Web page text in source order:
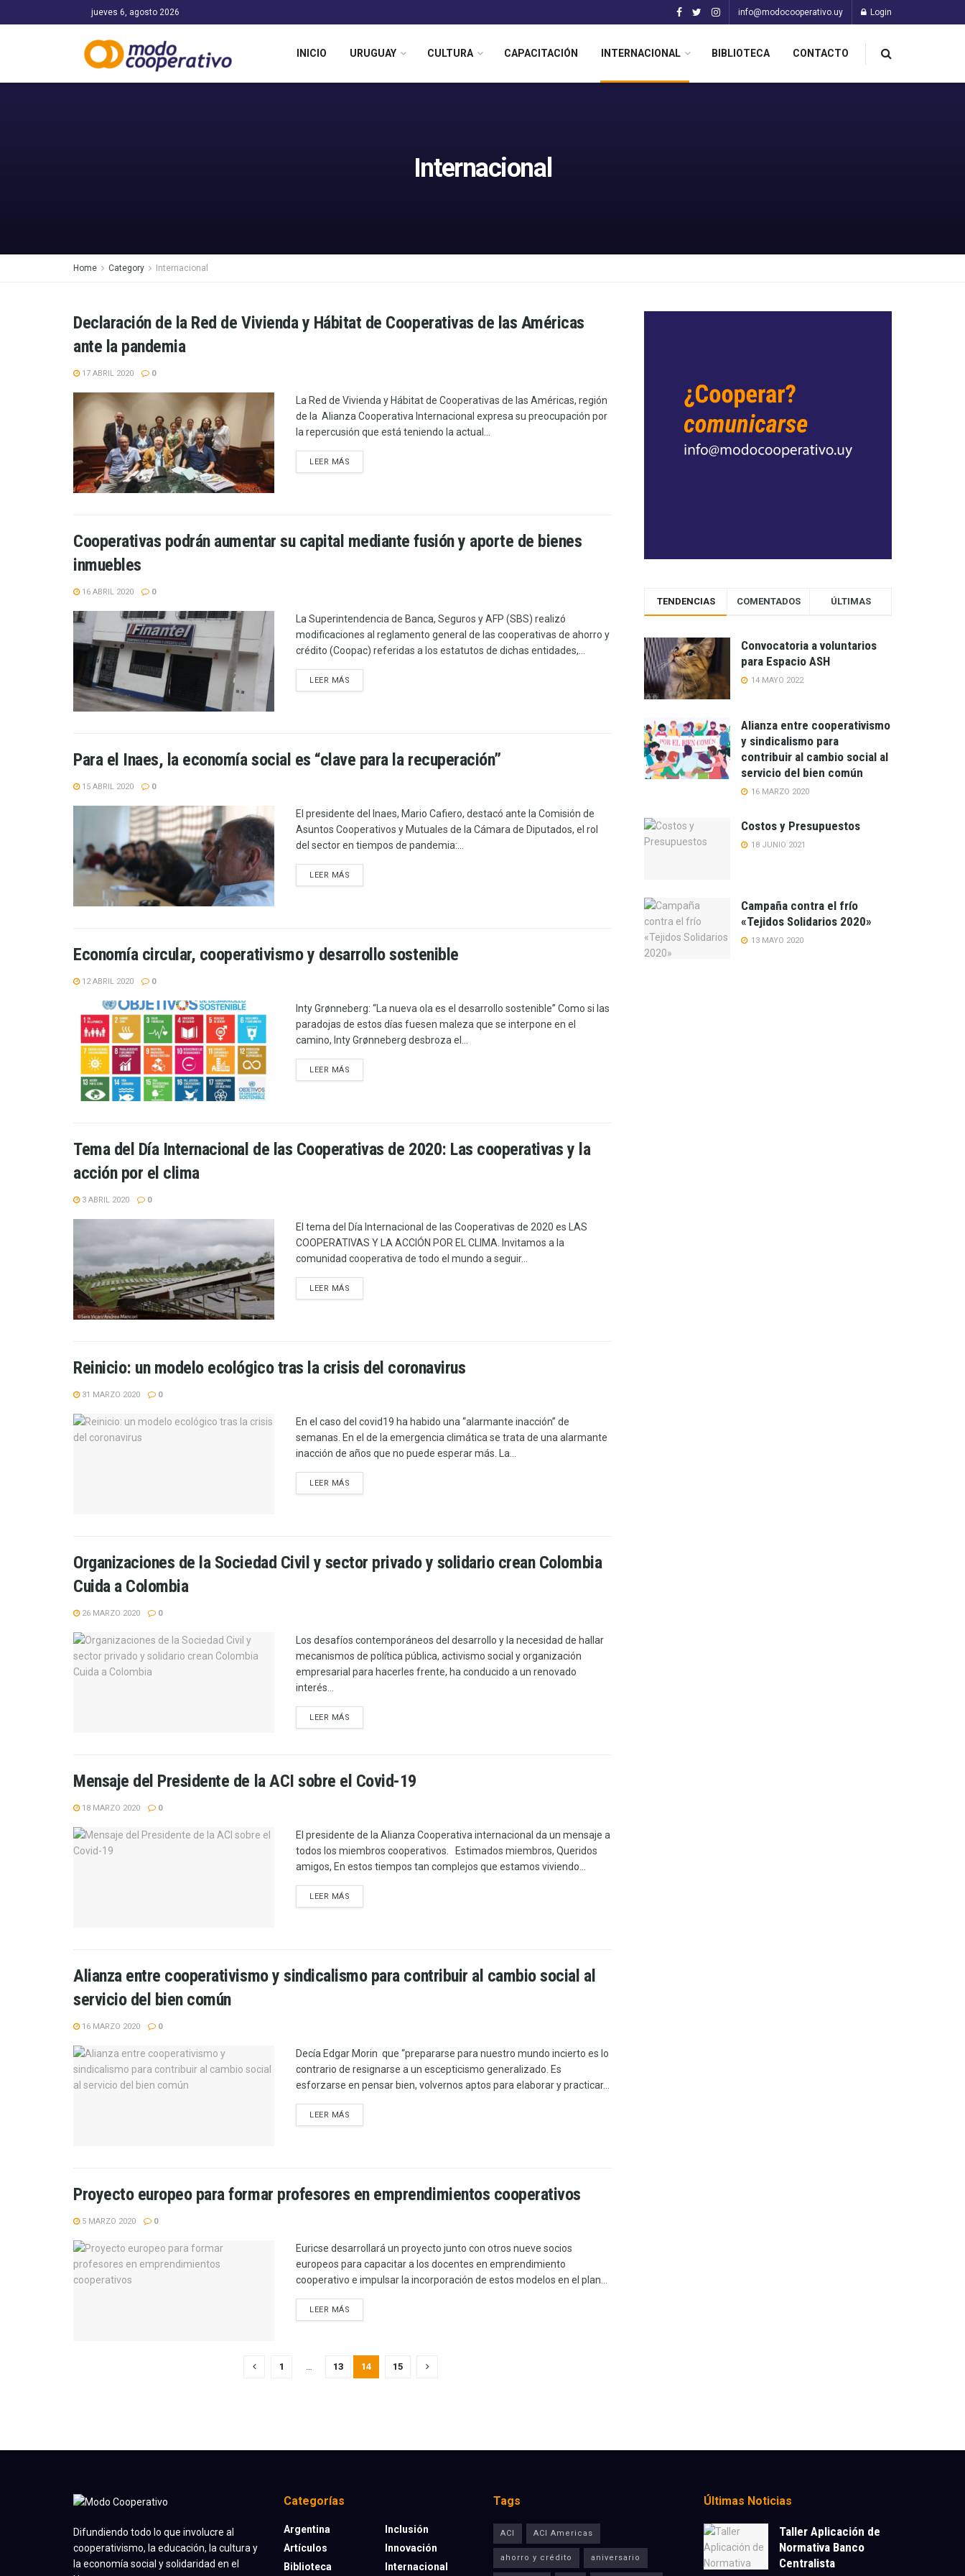
jueves 6, agosto 2026 info@modocooperativo.uy Login
INICIO URUGUAY CULTURA CAPACITACIÓN INTERNACIONAL BIBLIOTECA CONTACTO
Internacional
Home Category Internacional
Declaración de la Red de Vivienda y Hábitat de Cooperativas de las Américas
ante la pandemia
17 ABRIL 2020 0
La Red de Vivienda y Hábitat de Cooperativas de las Américas, región
de la Alianza Cooperativa Internacional expresa su preocupación por
la repercusión que está teniendo la actual...
LEER MÁS
Cooperativas podrán aumentar su capital mediante fusión y aporte de bienes
inmuebles
16 ABRIL 2020 0
La Superintendencia de Banca, Seguros y AFP (SBS) realizó
modificaciones al reglamento general de las cooperativas de ahorro y
crédito (Coopac) referidas a los estatutos de dichas entidades,...
LEER MÁS
Para el Inaes, la economía social es “clave para la recuperación”
15 ABRIL 2020 0
El presidente del Inaes, Mario Cafiero, destacó ante la Comisión de
Asuntos Cooperativos y Mutuales de la Cámara de Diputados, el rol
del sector en tiempos de pandemia:...
LEER MÁS
Economía circular, cooperativismo y desarrollo sostenible
12 ABRIL 2020 0
Inty Grønneberg: “La nueva ola es el desarrollo sostenible” Como si las
paradojas de estos días fuesen maleza que se interpone en el
camino, Inty Grønneberg desbroza el...
LEER MÁS
Tema del Día Internacional de las Cooperativas de 2020: Las cooperativas y la
acción por el clima
3 ABRIL 2020 0
El tema del Día Internacional de las Cooperativas de 2020 es LAS
COOPERATIVAS Y LA ACCIÓN POR EL CLIMA. Invitamos a la
comunidad cooperativa de todo el mundo a seguir...
LEER MÁS
Reinicio: un modelo ecológico tras la crisis del coronavirus
31 MARZO 2020 0
En el caso del covid19 ha habido una “alarmante inacción” de
semanas. En el de la emergencia climática se trata de una alarmante
inacción de años que no puede esperar más. La...
LEER MÁS
Organizaciones de la Sociedad Civil y sector privado y solidario crean Colombia
Cuida a Colombia
26 MARZO 2020 0
Los desafíos contemporáneos del desarrollo y la necesidad de hallar
mecanismos de política pública, activismo social y organización
empresarial para hacerles frente, ha conducido a un renovado
interés...
LEER MÁS
Mensaje del Presidente de la ACI sobre el Covid-19
18 MARZO 2020 0
El presidente de la Alianza Cooperativa internacional da un mensaje a
todos los miembros cooperativos. Estimados miembros, Queridos
amigos, En estos tiempos tan complejos que estamos viviendo...
LEER MÁS
Alianza entre cooperativismo y sindicalismo para contribuir al cambio social al
servicio del bien común
16 MARZO 2020 0
Decía Edgar Morin que “prepararse para nuestro mundo incierto es lo
contrario de resignarse a un escepticismo generalizado. Es
esforzarse en pensar bien, volvernos aptos para elaborar y practicar...
LEER MÁS
Proyecto europeo para formar profesores en emprendimientos cooperativos
5 MARZO 2020 0
Euricse desarrollará un proyecto junto con otros nueve socios
europeos para capacitar a los docentes en emprendimiento
cooperativo e impulsar la incorporación de estos modelos en el plan...
LEER MÁS
1 … 13 14 15
TENDENCIAS COMENTADOS ÚLTIMAS
Convocatoria a voluntarios
para Espacio ASH
14 MAYO 2022
Alianza entre cooperativismo
y sindicalismo para
contribuir al cambio social al
servicio del bien común
16 MARZO 2020
Costos y Presupuestos
18 JUNIO 2021
Campaña contra el frío
«Tejidos Solidarios 2020»
13 MAYO 2020
Difundiendo todo lo que involucre al
cooperativismo, la educación, la cultura y
la economía social y solidaridad en el
Categorías
Argentina
Artículos
Biblioteca
Inclusión
Innovación
Internacional
Tags
ACI ACI Americas
ahorro y crédito aniversario
Últimas Noticias
Taller Aplicación de
Normativa Banco
Centralista